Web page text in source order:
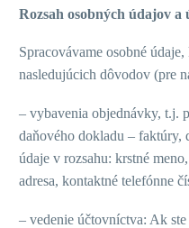
Rozsah osobných údajov a
Spracovávame osobné
nasledujúcich dôvodov (pre
– vybavenia objednávky, t.j.
daňového dokladu – faktúry,
údaje v rozsahu: krstné
adresa, kontaktné telefónne
– vedenie účtovníctva: Ak